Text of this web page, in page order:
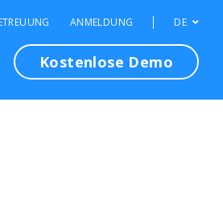
Kostenlose Demo
ANMELDUNG DE